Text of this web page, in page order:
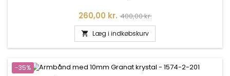
Pris
260,00 kr. Normalpris
400,00 kr.
 Læg i indkøbskurv
-35%